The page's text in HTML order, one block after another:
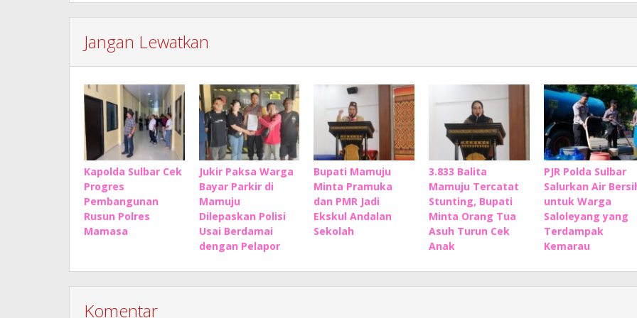
Jangan Lewatkan
Kapolda Sulbar Cek
Progres
Pembangunan
Rusun Polres
Mamasa
Jukir Paksa Warga
Bayar Parkir di
Mamuju
Dilepaskan Polisi
Usai Berdamai
dengan Pelapor
Bupati Mamuju
Minta Pramuka
dan PMR Jadi
Ekskul Andalan
Sekolah
3.833 Balita
Mamuju Tercatat
Stunting, Bupati
Minta Orang Tua
Asuh Turun Cek
Anak
PJR Polda Sulbar
Salurkan Air
untuk Warga
Saloleyang yang
Terdampak
Kemarau
Komentar